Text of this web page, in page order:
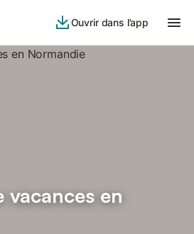
Ouvrir dans l’app
vacances en